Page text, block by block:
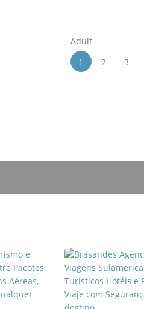
Adult
1
2 3